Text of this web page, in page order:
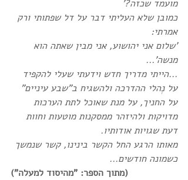
מועמד שכזה?'
כמובן שלא העליתי דבר על דל שפתותי ורק
אמרתי:
'שלום אני יהושוע, אני מבין שאתה הוא
מנשה'...
...הייתי מדריך חדש וידעתי שעלי להקפיד
על נְהלי ההדרכה ולהשגיח ב"שבע עיניים"
על החניך, על מנת שאוכל לתת הערכות
מדויקות ולהיזהר ממסקנות מוטעות וחוות
דעת שגויות אודותיו.
מאותו הרגע החל הקשר בינינו, קשר שנמשך
כשמונה חודשים...
(מתוך הספר: "מהיסוד למעלה")